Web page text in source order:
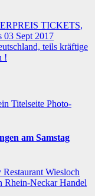
TICKETS,
03 Sept 2017
teils kräftige
!
Titelseite Photo-
am Samstag
Restaurant Wiesloch
Rhein-Neckar Handel